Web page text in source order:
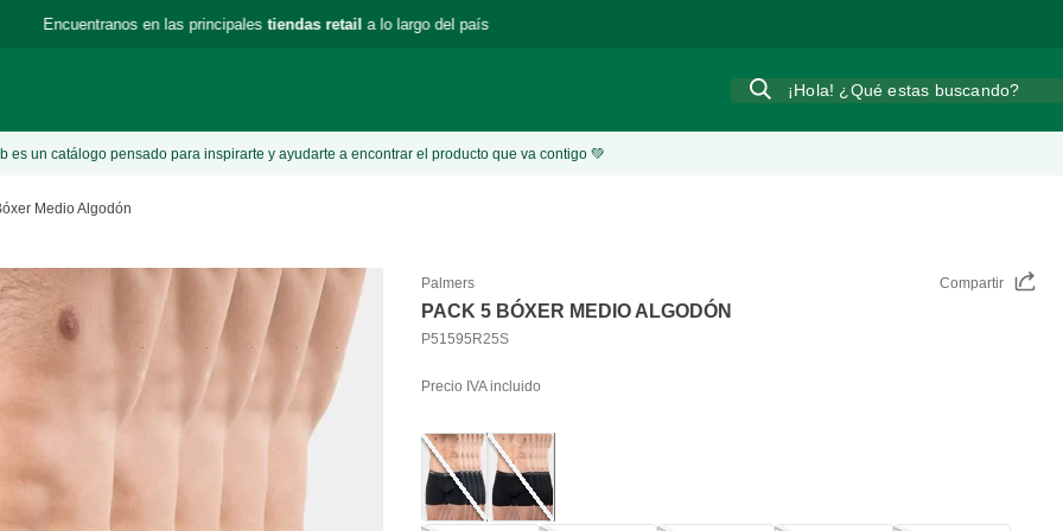
Encuentranos en las principales tiendas retail a lo largo del país
es un catálogo pensado para inspirarte y ayudarte a encontrar el producto que va contigo 💚
Medio Algodón
Palmers Compartir
PACK 5 BÓXER MEDIO ALGODÓN
P51595R25S
Precio IVA incluido